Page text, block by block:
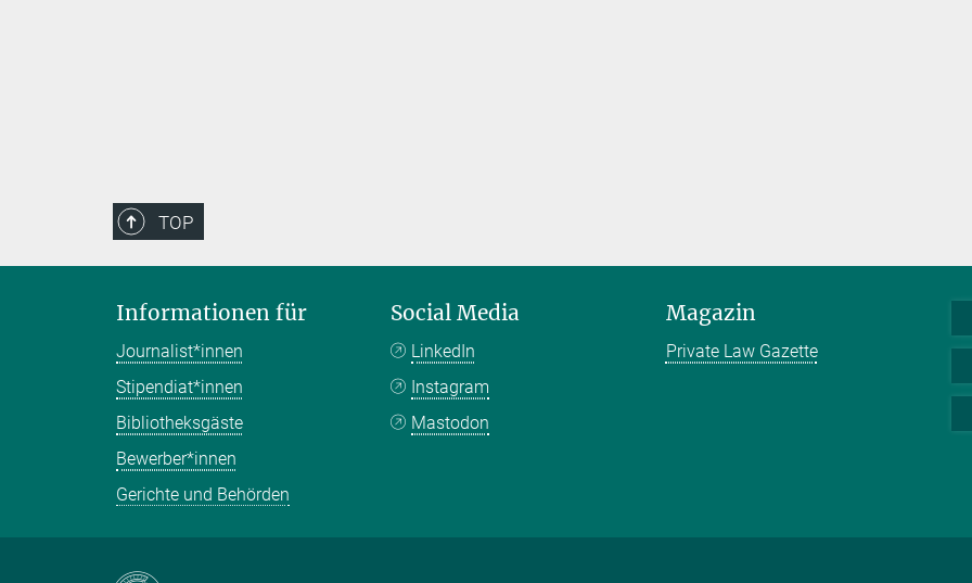
TOP
Informationen für
Journalist*innen
Stipendiat*innen
Bibliotheksgäste
Bewerber*innen
Gerichte und Behörden
Social Media
LinkedIn
Instagram
Mastodon
Magazin
Private Law Gazette